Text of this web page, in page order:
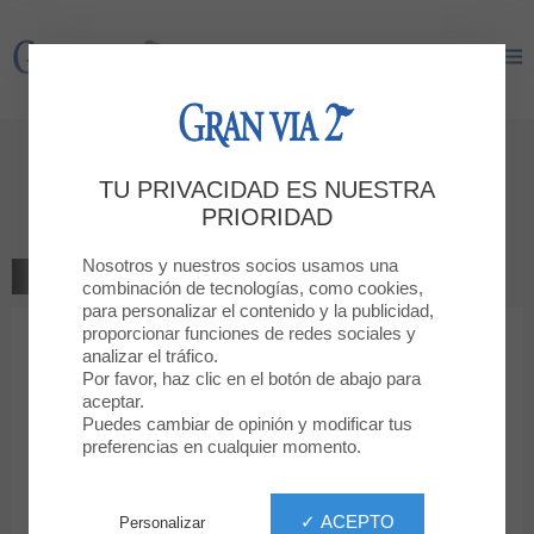
Gran Via 2
Women'secret
VOLVER A LA TIENDA
Tu clasificación 5
4
3
2
Mensaje
TU PRIVACIDAD ES NUESTRA
PRIORIDAD
Nosotros y nuestros socios usamos una
combinación de tecnologías, como cookies,
para personalizar el contenido y la publicidad,
proporcionar funciones de redes sociales y
analizar el tráfico.
Por favor, haz clic en el botón de abajo para
aceptar.
Puedes cambiar de opinión y modificar tus
preferencias en cualquier momento.
✓ ACEPTO
Personalizar